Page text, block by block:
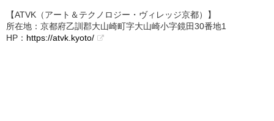
【ATVK（アート＆テクノロジー・ヴィレッジ京都）】
所在地：京都府乙訓郡大山崎町字大山崎小字鏡田30番地1
HP： https://atvk.kyoto/